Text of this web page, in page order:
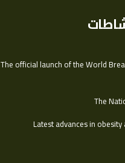
The official launch of the World
The
Latest advances in